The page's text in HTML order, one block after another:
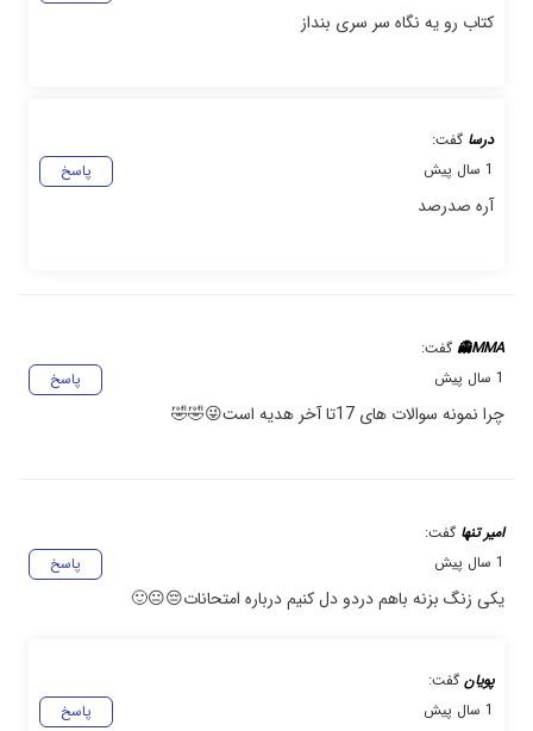
کتاب رو یه نگاه سر سری بنداز
درسا گفت:
پاسخ
1 سال پیش
آره صدرصد
MMA👻
گفت:
پاسخ
1 سال پیش
چرا نمونه سوالات های 17تا آخر هدیه است😜🤣🤣
امیر تنها گفت:
پاسخ
1 سال پیش
یکی زنگ بزنه باهم دردو دل کنیم درباره امتحانات😔😐🙂
پویان گفت:
پاسخ
1 سال پیش